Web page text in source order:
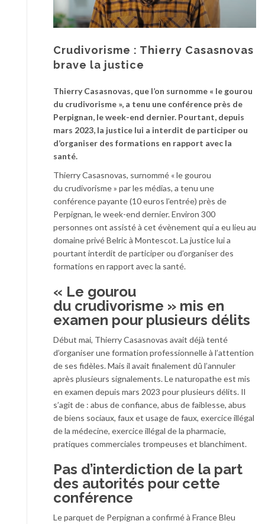
Crudivorisme : Thierry Casasnovas
brave la justice
Thierry Casasnovas, que l’on surnomme « le gourou
du crudivorisme », a tenu une conférence près de
Perpignan, le week-end dernier. Pourtant, depuis
mars 2023, la justice lui a interdit de participer ou
d’organiser des formations en rapport avec la
santé.
Thierry Casasnovas, surnommé « le gourou
du crudivorisme » par les médias, a tenu une
conférence payante (10 euros l’entrée) près de
Perpignan, le week-end dernier. Environ 300
personnes ont assisté à cet évènement qui a eu lieu au
domaine privé Belric à Montescot. La justice lui a
pourtant interdit de participer ou d’organiser des
formations en rapport avec la santé.
« Le gourou
du crudivorisme » mis en
examen pour plusieurs délits
Début mai, Thierry Casasnovas avait déjà tenté
d’organiser une formation professionnelle à l’attention
de ses fidèles. Mais il avait finalement dû l’annuler
après plusieurs signalements. Le naturopathe est mis
en examen depuis mars 2023 pour plusieurs délits. Il
s’agit de : abus de confiance, abus de faiblesse, abus
de biens sociaux, faux et usage de faux, exercice illégal
de la médecine, exercice illégal de la pharmacie,
pratiques commerciales trompeuses et blanchiment.
Pas d’interdiction de la part
des autorités pour cette
conférence
Le parquet de Perpignan a confirmé à France Bleu